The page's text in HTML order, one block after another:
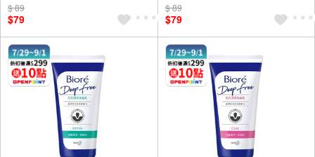
$ 89
$79
$ 89
$79